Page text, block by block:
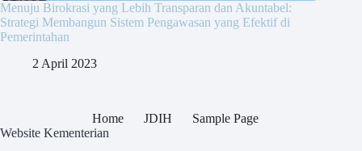
Menuju Birokrasi yang Lebih Transparan dan Akuntabel:
Strategi Membangun Sistem Pengawasan yang Efektif di
Pemerintahan
2 April 2023
Home JDIH
Sample Page
Website Kementerian